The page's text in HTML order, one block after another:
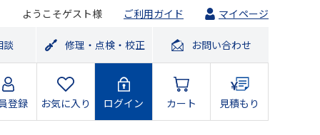
ようこそゲスト様 ご利用ガイド マイページ
談 修理・点検・校正 お問い合わせ
登録 お気に入り ログイン カート 見積もり